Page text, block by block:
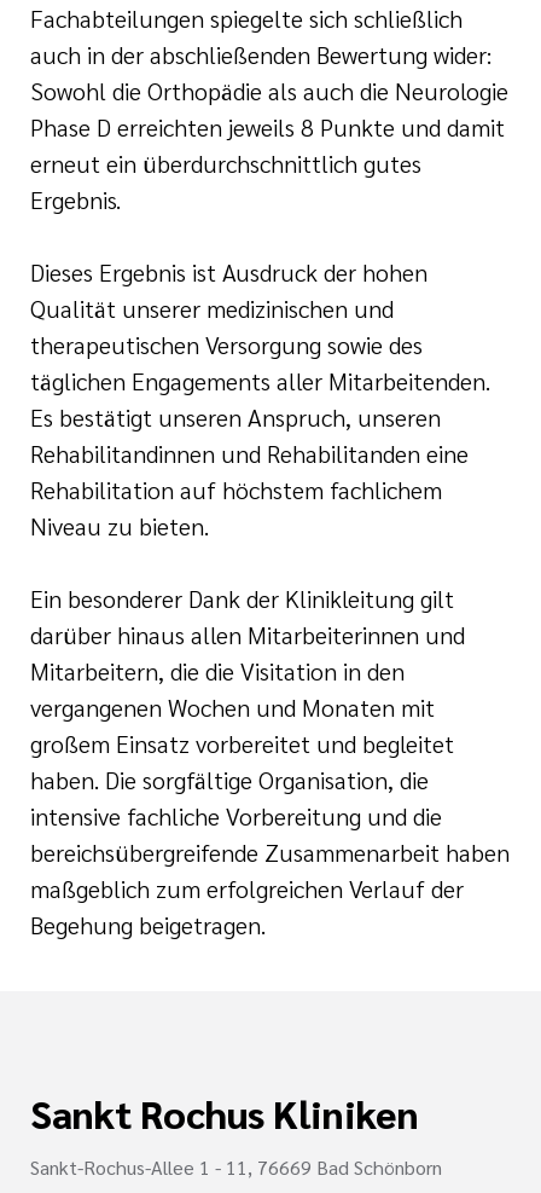
Fachabteilungen spiegelte sich schließlich
auch in der abschließenden Bewertung wider:
Sowohl die Orthopädie als auch die Neurologie
Phase D erreichten jeweils 8 Punkte und damit
erneut ein überdurchschnittlich gutes
Ergebnis.
Dieses Ergebnis ist Ausdruck der hohen
Qualität unserer medizinischen und
therapeutischen Versorgung sowie des
täglichen Engagements aller Mitarbeitenden.
Es bestätigt unseren Anspruch, unseren
Rehabilitandinnen und Rehabilitanden eine
Rehabilitation auf höchstem fachlichem
Niveau zu bieten.
Ein besonderer Dank der Klinikleitung gilt
darüber hinaus allen Mitarbeiterinnen und
Mitarbeitern, die die Visitation in den
vergangenen Wochen und Monaten mit
großem Einsatz vorbereitet und begleitet
haben. Die sorgfältige Organisation, die
intensive fachliche Vorbereitung und die
bereichsübergreifende Zusammenarbeit haben
maßgeblich zum erfolgreichen Verlauf der
Begehung beigetragen.
Sankt Rochus Kliniken
Sankt-Rochus-Allee 1 - 11, 76669 Bad Schönborn